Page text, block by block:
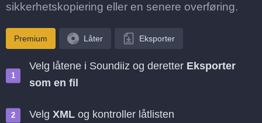
sikkerhetskopiering eller en senere overføring.
Premium Låter Eksporter
Velg låtene i Soundiiz og deretter Eksporter
som en fil
Velg XML og kontroller låtlisten